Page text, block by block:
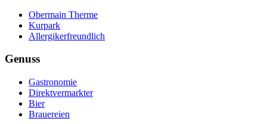
Obermain Therme
Kurpark
Allergikerfreundlich
Genuss
Gastronomie
Direktvermarkter
Bier
Brauereien